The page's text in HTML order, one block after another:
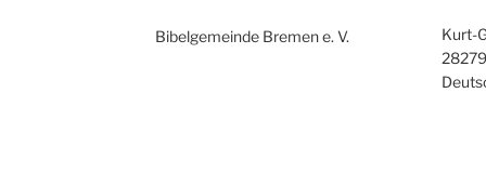
Bibelgemeinde Bremen e. V.
Kurt-